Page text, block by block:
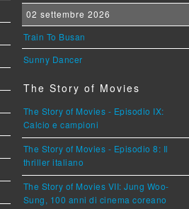
02 settembre 2026
Train To Busan
Sunny Dancer
The Story of Movies
The Story of Movies - Episodio IX:
Calcio e campioni
The Story of Movies - Episodio 8: Il
thriller italiano
The Story of Movies VII: Jung Woo-
Sung, 100 anni di cinema coreano